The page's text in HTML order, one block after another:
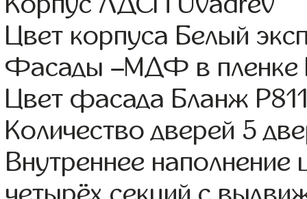
Цвет корпуса Белый
Фасады –МДФ в пленке
Цвет фасада Бланж
Количество дверей 5
Внутреннее